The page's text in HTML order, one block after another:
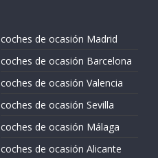
coches de ocasión Madrid
coches de ocasión Barcelona
coches de ocasión Valencia
coches de ocasión Sevilla
coches de ocasión Málaga
coches de ocasión Alicante